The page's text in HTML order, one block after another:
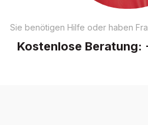
Sie benötigen Hilfe oder haben
Kostenlose Beratung: